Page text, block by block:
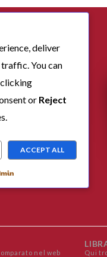
nel web Qui
deliver
You can
or Reject
ACCEPT ALL